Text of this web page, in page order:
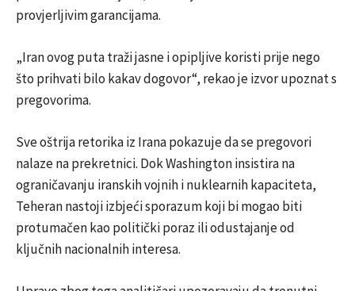
provjerljivim garancijama.
„Iran ovog puta traži jasne i opipljive koristi prije nego
što prihvati bilo kakav dogovor“, rekao je izvor upoznat s
pregovorima.
Sve oštrija retorika iz Irana pokazuje da se pregovori
nalaze na prekretnici. Dok Washington insistira na
ograničavanju iranskih vojnih i nuklearnih kapaciteta,
Teheran nastoji izbjeći sporazum koji bi mogao biti
protumačen kao politički poraz ili odustajanje od
ključnih nacionalnih interesa.